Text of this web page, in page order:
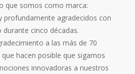
que somos como marca:
profundamente agradecidos con
durante cinco décadas.
a las más de 70
hacen posible que sigamos
innovadoras a nuestros